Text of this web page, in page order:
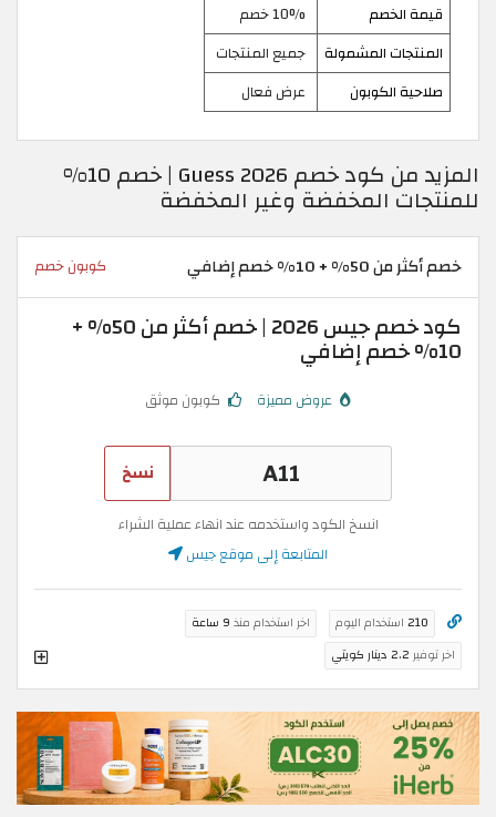
قيمة الخصم
10% خصم
المنتجات المشمولة
جميع المنتجات
صلاحية الكوبون
عرض فعال
المزيد من كود خصم Guess 2026 | خصم 10%
للمنتجات المخفضة وغير المخفضة
خصم أكثر من 50% + 10% خصم إضافي كوبون خصم
كود خصم جيس 2026 | خصم أكثر من 50% +
10% خصم إضافي
عروض مميزة كوبون موثق
نسخ
انسخ الكود واستخدمه عند انهاء عملية الشراء
المتابعة إلى موقع جيس
210 استخدام اليوم اخر استخدام منذ 9 ساعة
اخر توفير 2.2 دينار كويتي